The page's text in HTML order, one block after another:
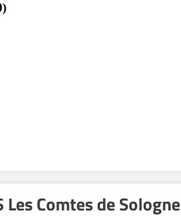
Les Comtes de Sologne